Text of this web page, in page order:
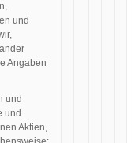
und
Angaben
und
und
Aktien,